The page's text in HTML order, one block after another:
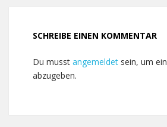
SCHREIBE EINEN KOMMENTAR
Du musst angemeldet sein, um
abzugeben.